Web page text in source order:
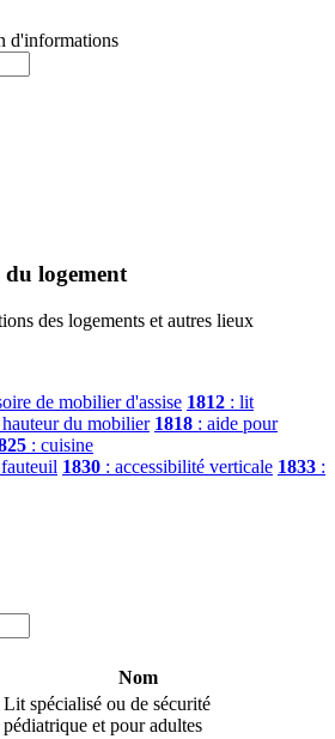
d'informations
du logement
des logements et autres lieux
de mobilier d'assise 1812 : lit
du mobilier 1818 : aide pour
: cuisine
1830 : accessibilité verticale 1833 :
Nom
Lit spécialisé ou de sécurité
pédiatrique et pour adultes